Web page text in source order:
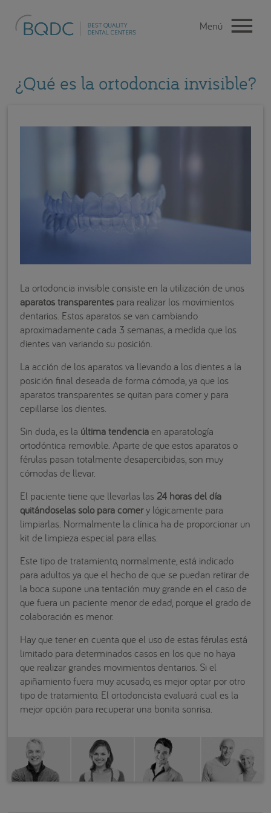
¿Qué es la ortodoncia invisible?
La ortodoncia invisible consiste en la utilización de unos
aparatos transparentespara realizar los movimientos
dentarios. Estos aparatos se van cambiando
aproximadamente cada 3 semanas, a medida que los
dientes van variando su posición.
La acción de los aparatos va llevando a los dientes a la
posición final deseada de forma cómoda, ya que los
aparatos transparentes se quitan para comer y para
cepillarse los dientes.
Sin duda, es la última tendenciaen aparatología
ortodóntica removible. Aparte de que estos aparatos o
férulas pasan totalmente desapercibidas, son muy
cómodas de llevar.
El paciente tiene que llevarlas las24 horas del día
quitándoselas solo para comery lógicamente para
limpiarlas. Normalmente la clínica ha de proporcionar un
kit de limpieza especial para ellas.
Este tipo de tratamiento, normalmente, está indicado
para adultos ya que el hecho de que se puedan retirar de
la boca supone una tentación muy grande en el caso de
que fuera un paciente menor de edad, porque el grado de
colaboración es menor.
Hay que tener en cuenta que el uso de estas férulas está
limitado para determinados casos en los que no haya
que realizar grandes movimientos dentarios. Si el
apiñamiento fuera muy acusado, es mejor optar por otro
tipo de tratamiento. El ortodoncista evaluará cual es la
mejor opción para recuperar una bonita sonrisa.